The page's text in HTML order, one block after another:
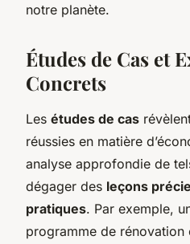
notre planète.
Études de Cas et
Concrets
Les études de cas
réussies en matière
analyse approfondie de
dégager des leçons
pratiques. Par exemple,
programme de rénovation